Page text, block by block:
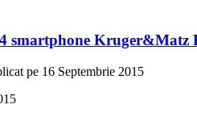
4 smartphone
pe 16 Septembrie 2015